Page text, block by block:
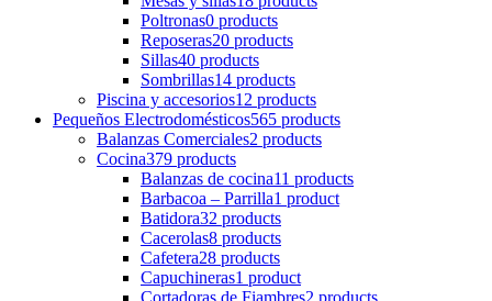
Poltronas0 products
Reposeras20 products
Sillas40 products
Sombrillas14 products
Piscina y accesorios12 products
Pequeños Electrodomésticos565 products
Balanzas Comerciales2 products
Cocina379 products
Balanzas de cocina11 products
Barbacoa – Parrilla1 product
Batidora32 products
Cacerolas8 products
Cafetera28 products
Capuchineras1 product
Cortadoras de Fiambres2 products